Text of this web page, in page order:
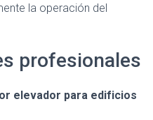
la operación del
profesionales
elevador para edificios